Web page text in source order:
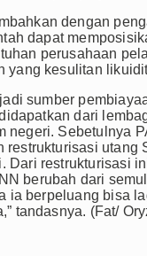
dengan
dapat
perusahaan
yang kesulitan
sumber
dari
negeri. Sebetulnya
restrukturisasi utang
Dari restrukturisasi
berubah dari
ia berpeluang bisa
tandasnya. (Fat/